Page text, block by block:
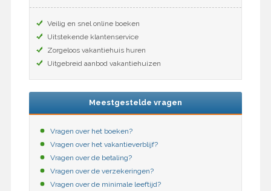
Veilig en snel online boeken
Uitstekende klantenservice
Zorgeloos vakantiehuis huren
Uitgebreid aanbod vakantiehuizen
Meestgestelde vragen
Vragen over het boeken?
Vragen over het vakantieverblijf?
Vragen over de betaling?
Vragen over de verzekeringen?
Vragen over de minimale leeftijd?